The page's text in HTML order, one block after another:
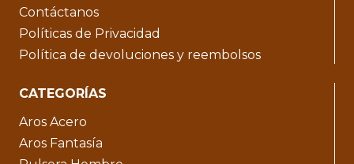
Contáctanos
Políticas de Privacidad
Política de devoluciones y reembolsos
CATEGORÍAS
Aros Acero
Aros Fantasía